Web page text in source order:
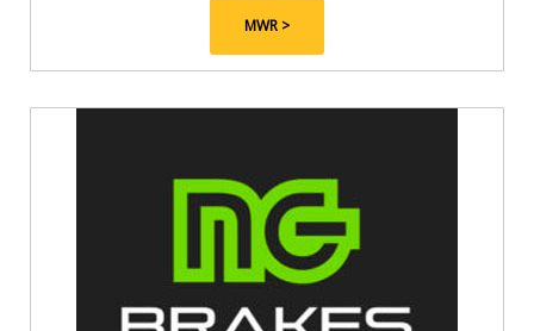
MWR >